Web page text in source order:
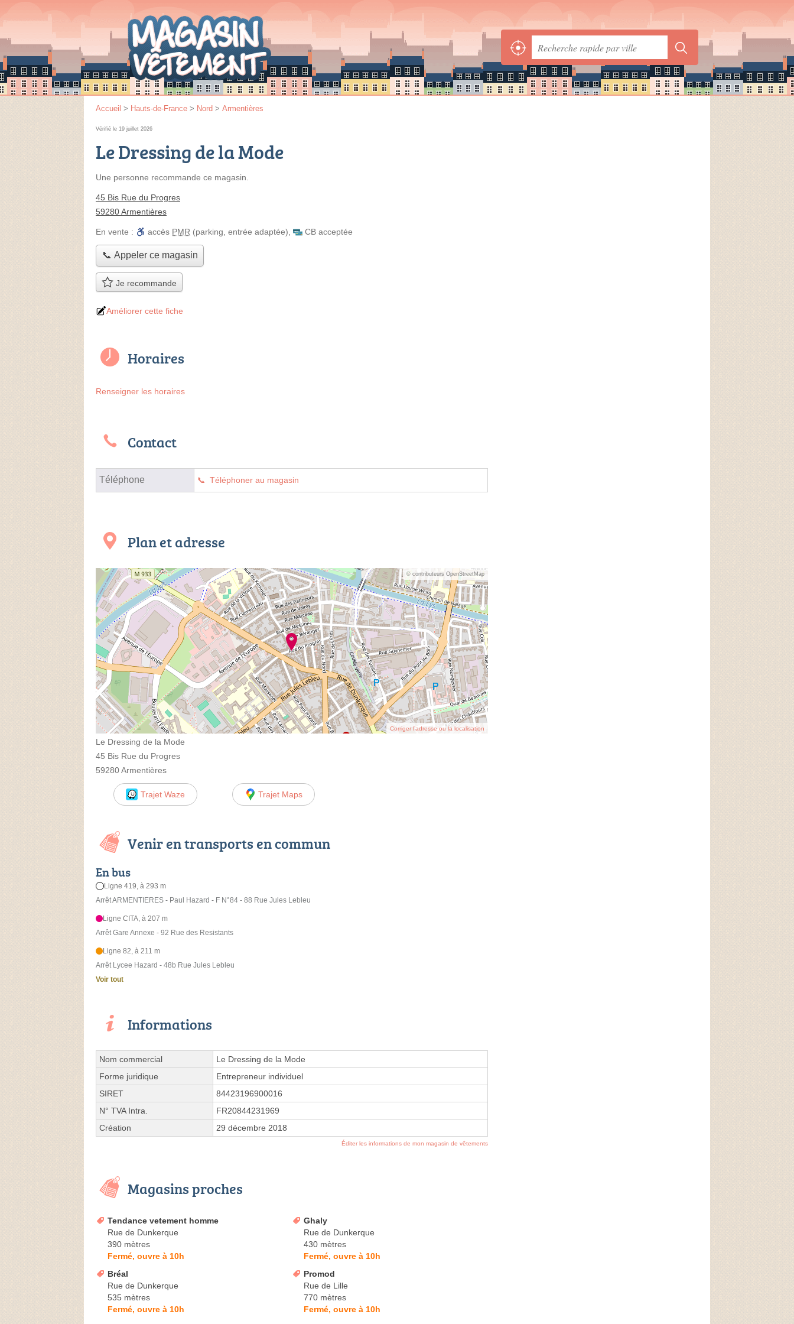
Accueil > Hauts-de-France > Nord > Armentières
Vérifié le 19 juillet 2026
Le Dressing de la Mode
Une personne recommande ce magasin.
45 Bis Rue du Progres
59280 Armentières
En vente : accès PMR (parking, entrée adaptée) CB acceptée
📞 Appeler ce magasin
Je recommande
Améliorer cette fiche
Horaires
Renseigner les horaires
Contact
Téléphone Téléphoner au magasin
Plan et adresse
© contributeurs OpenStreetMap
Corriger l’adresse ou la localisation
Le Dressing de la Mode
45 Bis Rue du Progres
59280 Armentières
Trajet Waze Trajet Maps
Venir en transports en commun
En bus
Ligne 419, à 293 m
Arrêt ARMENTIERES - Paul Hazard - F N°84 - 88 Rue Jules Lebleu
Ligne CITA, à 207 m
Arrêt Gare Annexe - 92 Rue des Resistants
Ligne 82, à 211 m
Arrêt Lycee Hazard - 48b Rue Jules Lebleu
Voir tout
Informations
Nom commercial
Le Dressing de la Mode
Forme juridique
Entrepreneur individuel
SIRET
84423196900016
N° TVA Intra.
FR20844231969
Création
29 décembre 2018
Éditer les informations de mon magasin de vêtements
Magasins proches
Tendance vetement homme
Rue de Dunkerque
390 mètres
Fermé, ouvre à 10h
Ghaly
Rue de Dunkerque
430 mètres
Fermé, ouvre à 10h
Bréal
Rue de Dunkerque
535 mètres
Fermé, ouvre à 10h
Promod
Rue de Lille
770 mètres
Fermé, ouvre à 10h